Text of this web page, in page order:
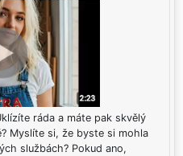
ráda a máte pak skvělý
Myslíte si, že byste si mohla
službách? Pokud ano,